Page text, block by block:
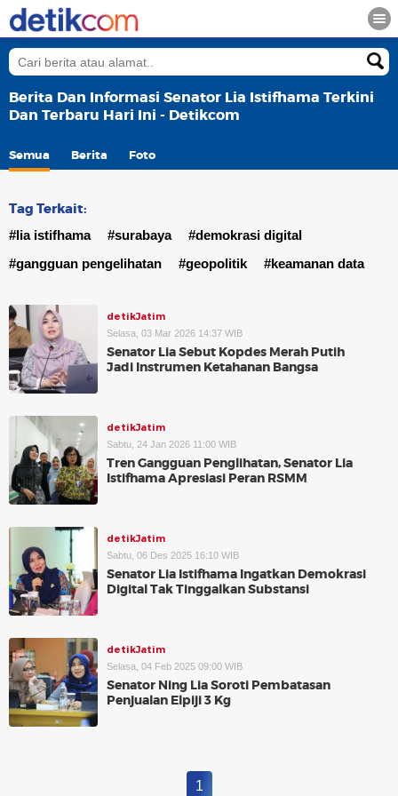
Berita Dan Informasi Senator Lia Istifhama Terkini
Dan Terbaru Hari Ini - Detikcom
Semua Berita Foto
Tag Terkait:
#lia istifhama #surabaya
#demokrasi digital
#gangguan pengelihatan
#geopolitik #keamanan data
detikJatim
Selasa, 03 Mar 2026 14:37 WIB
Senator Lia Sebut Kopdes Merah Putih
Jadi Instrumen Ketahanan Bangsa
detikJatim
Sabtu, 24 Jan 2026 11:00 WIB
Tren Gangguan Penglihatan, Senator Lia
Istifhama Apresiasi Peran RSMM
detikJatim
Sabtu, 06 Des 2025 16:10 WIB
Senator Lia Istifhama Ingatkan Demokrasi
Digital Tak Tinggalkan Substansi
detikJatim
Selasa, 04 Feb 2025 09:00 WIB
Senator Ning Lia Soroti Pembatasan
Penjualan Elpiji 3 Kg
1